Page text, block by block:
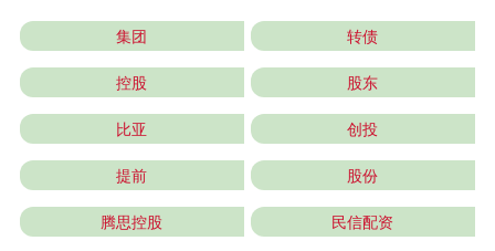
集团 转债
控股 股东
比亚 创投
提前 股份
腾思控股 民信配资